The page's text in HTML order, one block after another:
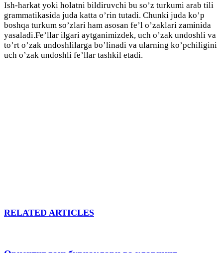
Ish-harkat yoki holatni bildiruvchi bu so’z turkumi arab tili
grammatikasida juda katta o’rin tutadi. Chunki juda ko’p
boshqa turkum so’zlari ham asosan fe’l o’zaklari zaminida
yasaladi.Fe’llar ilgari aytganimizdek, uch o’zak undoshli va
to’rt o’zak undoshlilarga bo’linadi va ularning ko’pchiligini
uch o’zak undoshli fe’llar tashkil etadi.
RELATED ARTICLES